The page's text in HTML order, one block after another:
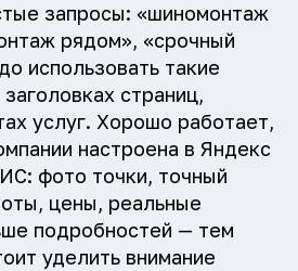
запросы: «шиномонтаж
рядом», «срочный
использовать такие
страниц,
услуг. Хорошо работает,
настроена в Яндекс
фото точки, точный
цены, реальные
подробностей — тем
уделить внимание